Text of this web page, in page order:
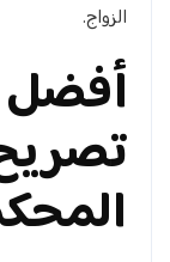
الزواج.
أفضل